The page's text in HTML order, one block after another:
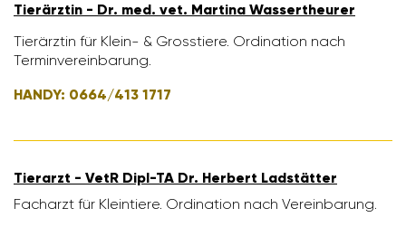
Tier­ärztin - Dr. med. vet. Martina Wasser­theurer
Tier­ärztin für Klein- & Gross­tiere. Ordi­na­tion nach
Termin­ver­ein­ba­rung.
HANDY: 0664/​413 1717
Tier­arzt - VetR Dipl-TA Dr. Herbert Ladstätter
Fach­arzt für Klein­tiere. Ordi­na­tion nach Verein­ba­rung.